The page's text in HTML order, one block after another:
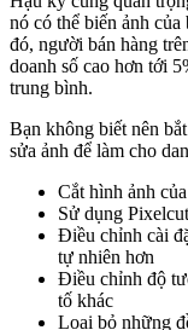
nó có thể biến ảnh
đó, người bán hàng
doanh số cao hơn tới
trung bình.
Bạn không biết nên
sửa ảnh để làm cho
Cắt hình ảnh
Sử dụng
Điều chỉnh cài
tự nhiên hơn
Điều chỉnh độ
tố khác
Loại bỏ những